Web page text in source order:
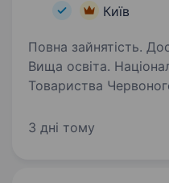
Київ
Повна зайнятість.
Вища освіта. Національний комітет
Товариства
з управління
3 дні тому